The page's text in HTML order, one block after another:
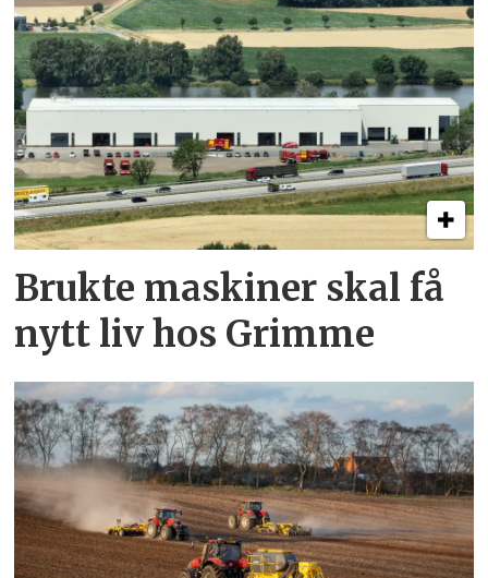
Brukte maskiner skal få
nytt liv hos Grimme